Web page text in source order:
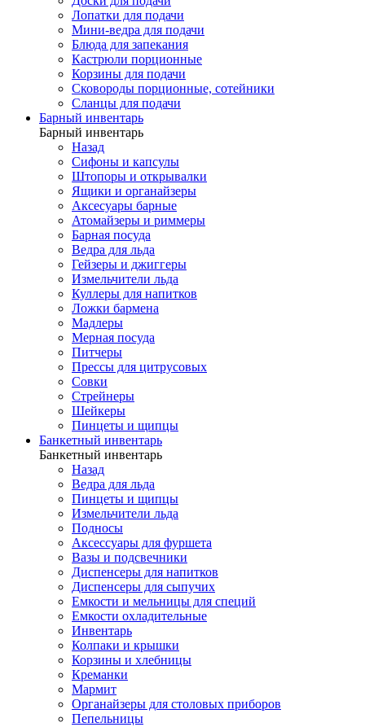
Лопатки для подачи
Мини-ведра для подачи
Блюда для запекания
Кастрюли порционные
Корзины для подачи
Сковороды порционные, сотейники
Сланцы для подачи
Барный инвентарь
Барный инвентарь
Назад
Сифоны и капсулы
Штопоры и открывалки
Ящики и органайзеры
Аксесуары барные
Атомайзеры и риммеры
Барная посуда
Ведра для льда
Гейзеры и джиггеры
Измельчители льда
Куллеры для напитков
Ложки бармена
Мадлеры
Мерная посуда
Питчеры
Прессы для цитрусовых
Совки
Стрейнеры
Шейкеры
Пинцеты и щипцы
Банкетный инвентарь
Банкетный инвентарь
Назад
Ведра для льда
Пинцеты и щипцы
Измельчители льда
Подносы
Аксессуары для фуршета
Вазы и подсвечники
Диспенсеры для напитков
Диспенсеры для сыпучих
Емкости и мельницы для специй
Емкости охладительные
Инвентарь
Колпаки и крышки
Корзины и хлебницы
Креманки
Мармит
Органайзеры для столовых приборов
Пепельницы